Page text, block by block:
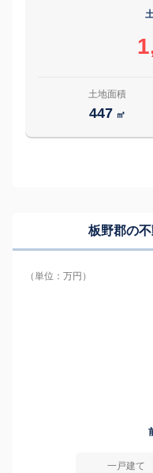
土地面積
447 ㎡
板野郡の
（単位：万円）
一戸建て